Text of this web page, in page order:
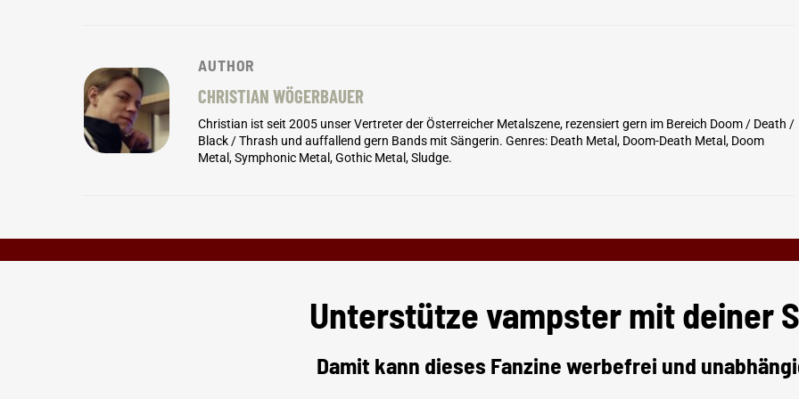
AUTHOR
CHRISTIAN WÖGERBAUER
Christian ist seit 2005 unser Vertreter der Österreicher Metalszene, rezensiert gern im Bereich Doom / Death /
Black / Thrash und auffallend gern Bands mit Sängerin. Genres: Death Metal, Doom-Death Metal, Doom
Metal, Symphonic Metal, Gothic Metal, Sludge.
Unterstütze vampster mit deiner
Damit kann dieses Fanzine werbefrei und